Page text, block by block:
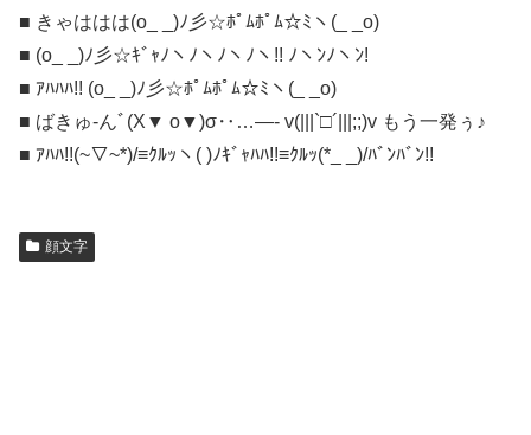
■ きゃははは(o_ _)ﾉ彡☆ﾎﾟﾑﾎﾟﾑ☆ﾐヽ(_ _o)
■ (o_ _)ﾉ彡☆ｷﾞｬﾉヽﾉヽﾉヽﾉヽ!! ﾉヽﾝﾉヽﾝ!
■ ｱﾊﾊﾊ!! (o_ _)ﾉ彡☆ﾎﾟﾑﾎﾟﾑ☆ﾐヽ(_ _o)
■ ばきゅ-んﾞ(X▼ o▼)σ‥…—- v(|||`□´|||;;)v もう一発ぅ♪
■ ｱﾊﾊ!!(~▽~*)/≡ｸﾙｯヽ( )ﾉｷﾞｬﾊﾊ!!≡ｸﾙｯ(*_ _)/ﾊﾞﾝﾊﾞﾝ!!
顔文字